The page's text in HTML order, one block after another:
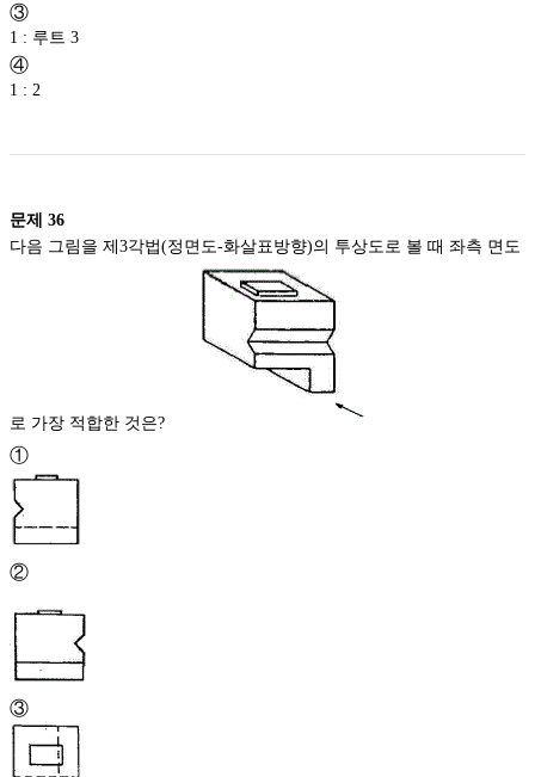
③
1 : 루트 3
④
1 : 2
문제 36
다음 그림을 제3각법(정면도-화살표방향)의 투상도로 볼 때 좌측 면도
①
②
③